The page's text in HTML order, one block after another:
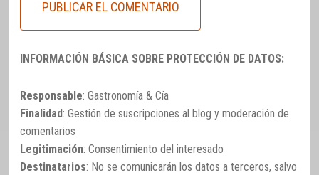
INFORMACIÓN BÁSICA SOBRE PROTECCIÓN DE DATOS:
Responsable: Gastronomía & Cía
Finalidad: Gestión de suscripciones al blog y moderación de
comentarios
Legitimación: Consentimiento del interesado
Destinatarios: No se comunicarán los datos a terceros, salvo